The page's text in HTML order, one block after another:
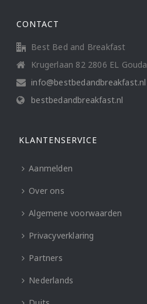
CONTACT
Best Bed and Breakfast
Krugerlaan 82 2806 EL Gouda
info@bestbedandbreakfast.nl
bestbedandbreakfast.nl
KLANTENSERVICE
Aanmelden
Over ons
Algemene voorwaarden
Privacyverklaring
Partners
Nederlands